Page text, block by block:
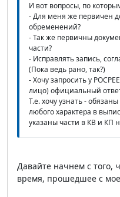
И вот вопросы, по
- Для меня же первичен
обременений?
- Так же первичны
части?
- Исправлять запись,
(Пока ведь рано, так?)
- Хочу запросить у
лицо) официальный
Т.е. хочу узнать -
любого характера в
указаны части в КВ и КП
Давайте начнем с того,
время, прошедшее с